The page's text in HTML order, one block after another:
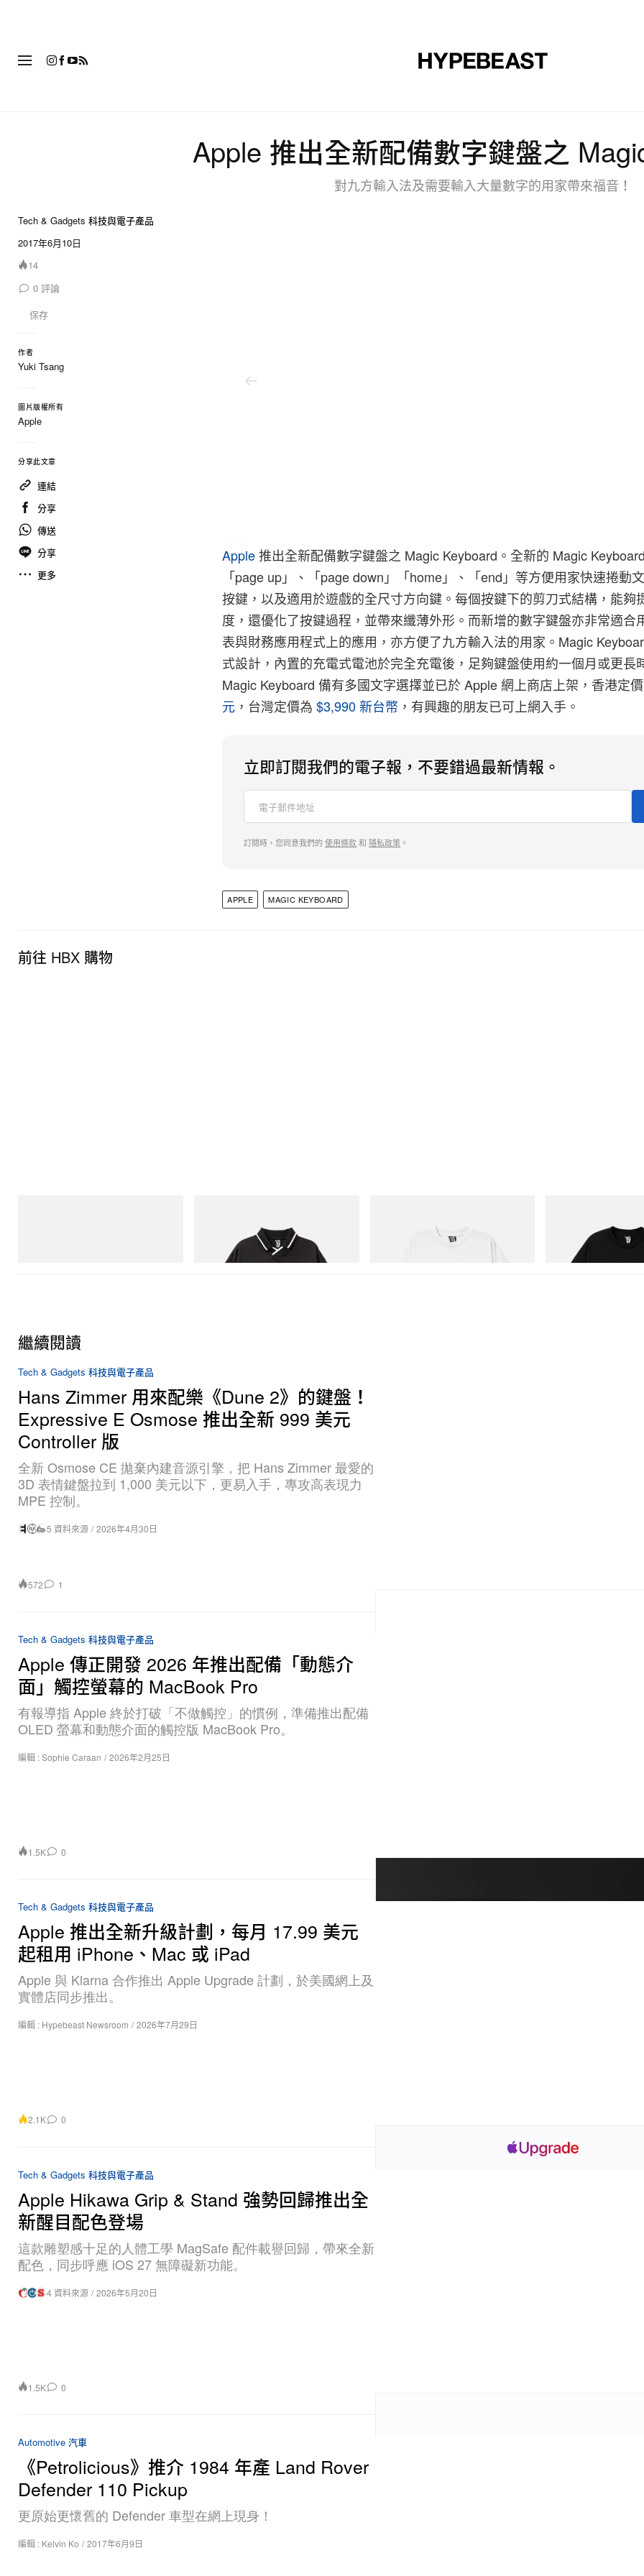
Apple 推出全新配備數字鍵盤之
對九方輸入法及需要輸入大量數字的用家帶來福音！
Tech & Gadgets 科技與電子產品
2017年6月10日
14
0 評論
保存
作者
Yuki Tsang
圖片版權所有
Apple
分享此文章
連結
分享
傳送
分享
更多
Apple推出全新配備數字鍵盤之 Magic Keyboard。全新的 Magic
「page up」、「page down」「home」、「end」等方便用家快速捲動
按鍵，以及適用於遊戲的全尺寸方向鍵。每個按鍵下的剪刀式結構，能夠
度，還優化了按鍵過程，並帶來纖薄外形。而新增的數字鍵盤亦非常適合
表與財務應用程式上的應用，亦方便了九方輸入法的用家。Magic
式設計，內置的充電式電池於完全充電後，足夠鍵盤使用約一個月或更長
Magic Keyboard 備有多國文字選擇並已於 Apple 網上商店上架，香港定
元 ，台灣定價為$3,990 新台幣 ，有興趣的朋友已可上網入手。
立即訂閱我們的電子報，不要錯過最新情報。
訂閱時，您同意我們的使用條款和 隱私政策 。
APPLE MAGIC KEYBOARD
前往 HBX 購物
Billionaire Boys Club X Initial D Game
立即購入
Billionaire Boys Club X Initial D Cotton T-
BILLIONAIRE BOYS
COTTON T-SHIRT #1
立即購入
繼續閱讀
Tech & Gadgets 科技與電子產品
Hans Zimmer 用來配樂《Dune 2》的鍵盤！
Expressive E Osmose 推出全新 999 美元
Controller 版
全新 Osmose CE 拋棄內建音源引擎，把 Hans Zimmer 最愛的
3D 表情鍵盤拉到 1,000 美元以下，更易入手，專攻高表現力
MPE 控制。
5 資料來源 / 2026年4月30日
572 1
Tech & Gadgets 科技與電子產品
Apple 傳正開發 2026 年推出配備「動態介
面」觸控螢幕的 MacBook Pro
有報導指 Apple 終於打破「不做觸控」的慣例，準備推出配備
OLED 螢幕和動態介面的觸控版 MacBook Pro。
編輯 :Sophie Caraan / 2026年2月25日
1.5K 0
Tech & Gadgets 科技與電子產品
Apple 推出全新升級計劃，每月 17.99 美元
起租用 iPhone、Mac 或 iPad
Apple 與 Klarna 合作推出 Apple Upgrade 計劃，於美國網上及
實體店同步推出。
編輯 : Hypebeast Newsroom / 2026年7月29日
2.1K 0
Tech & Gadgets 科技與電子產品
Apple Hikawa Grip & Stand 強勢回歸推出全
新醒目配色登場
這款雕塑感十足的人體工學 MagSafe 配件載譽回歸，帶來全新
配色，同步呼應 iOS 27 無障礙新功能。
4 資料來源 / 2026年5月20日
1.5K 0
Automotive 汽車
《Petrolicious》推介 1984 年產 Land Rover
Defender 110 Pickup
更原始更懷舊的 Defender 車型在網上現身！
編輯 : Kelvin Ko / 2017年6月9日